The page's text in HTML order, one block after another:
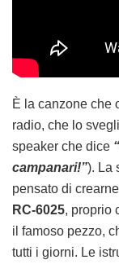
È la canzone che
radio, che lo
speaker che dice
campanari!”). La
pensato di
RC-6025, proprio
il famoso pezzo,
tutti i giorni. Le